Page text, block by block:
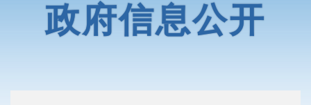
政府信息公开